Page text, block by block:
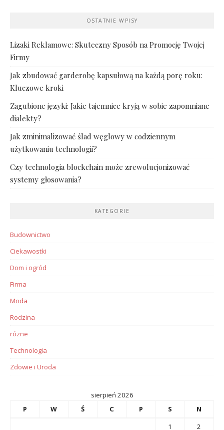
OSTATNIE WPISY
Lizaki Reklamowe: Skuteczny Sposób na Promocję Twojej
Firmy
Jak zbudować garderobę kapsułową na każdą porę roku:
Kluczowe kroki
Zagubione języki: Jakie tajemnice kryją w sobie zapomniane
dialekty?
Jak zminimalizować ślad węglowy w codziennym
użytkowaniu technologii?
Czy technologia blockchain może zrewolucjonizować
systemy głosowania?
KATEGORIE
Budownictwo
Ciekawostki
Dom i ogród
Firma
Moda
Rodzina
rózne
Technologia
Zdowie i Uroda
sierpień 2026
P
W Ś C P S
N
1
2